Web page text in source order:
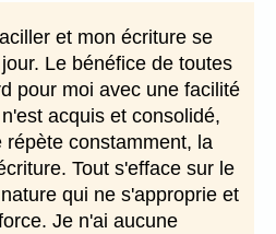
et mon écriture se
Le bénéfice de toutes
pour moi avec une facilité
acquis et consolidé,
répète constamment, la
Tout s'efface sur le
qui ne s'approprie et
Je n'ai aucune